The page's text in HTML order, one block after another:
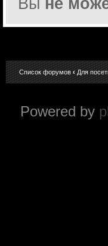
Вы не
Список форумов ‹ Для
Powered by